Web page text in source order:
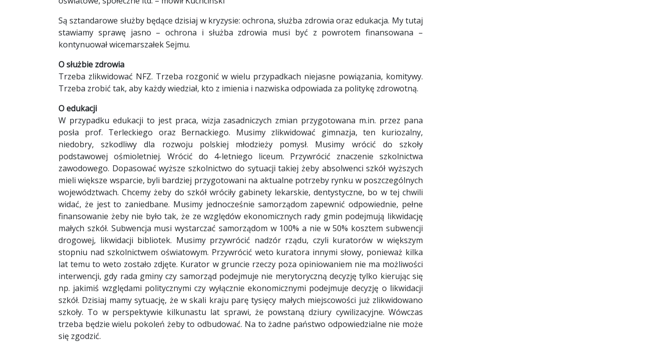
Są sztandarowe służby będące dzisiaj w kryzysie: ochrona, służba zdrowia oraz edukacja. My tutaj
stawiamy sprawę jasno – ochrona i służba zdrowia musi być z powrotem finansowana –
kontynuował wicemarszałek Sejmu.
O służbie zdrowia
Trzeba zlikwidować NFZ. Trzeba rozgonić w wielu przypadkach niejasne powiązania, komitywy.
Trzeba zrobić tak, aby każdy wiedział, kto z imienia i nazwiska odpowiada za politykę zdrowotną.
O edukacji
W przypadku edukacji to jest praca, wizja zasadniczych zmian przygotowana m.in. przez pana
posła prof. Terleckiego oraz Bernackiego. Musimy zlikwidować gimnazja, ten kuriozalny,
niedobry, szkodliwy dla rozwoju polskiej młodzieży pomysł. Musimy wrócić do szkoły
podstawowej ośmioletniej. Wrócić do 4-letniego liceum. Przywrócić znaczenie szkolnictwa
zawodowego. Dopasować wyższe szkolnictwo do sytuacji takiej żeby absolwenci szkół wyższych
mieli większe wsparcie, byli bardziej przygotowani na aktualne potrzeby rynku w poszczególnych
województwach. Chcemy żeby do szkół wróciły gabinety lekarskie, dentystyczne, bo w tej chwili
widać, że jest to zaniedbane. Musimy jednocześnie samorządom zapewnić odpowiednie, pełne
finansowanie żeby nie było tak, że ze względów ekonomicznych rady gmin podejmują likwidację
małych szkół. Subwencja musi wystarczać samorządom w 100% a nie w 50% kosztem subwencji
drogowej, likwidacji bibliotek. Musimy przywrócić nadzór rządu, czyli kuratorów w większym
stopniu nad szkolnictwem oświatowym. Przywrócić weto kuratora innymi słowy, ponieważ kilka
lat temu to weto zostało zdjęte. Kurator w gruncie rzeczy poza opiniowaniem nie ma możliwości
interwencji, gdy rada gminy czy samorząd podejmuje nie merytoryczną decyzję tylko kierując się
np. jakimiś względami politycznymi czy wyłącznie ekonomicznymi podejmuje decyzję o likwidacji
szkół. Dzisiaj mamy sytuację, że w skali kraju parę tysięcy małych miejscowości już zlikwidowano
szkoły. To w perspektywie kilkunastu lat sprawi, że powstaną dziury cywilizacyjne. Wówczas
trzeba będzie wielu pokoleń żeby to odbudować. Na to żadne państwo odpowiedzialne nie może
się zgodzić.